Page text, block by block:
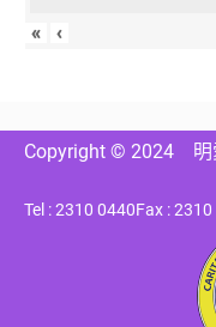
« ‹
Copyright © 2024
Tel : 2310 0440Fax :